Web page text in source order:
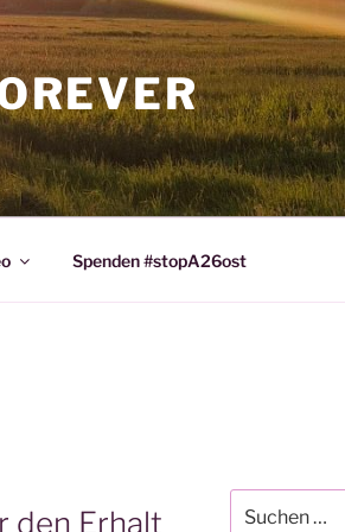
Spenden #stopA26ost
den Erhalt
nach: